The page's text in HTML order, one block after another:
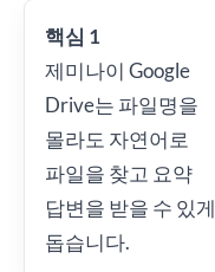
핵심 1
제미나이 Google
Drive는 파일명을
몰라도 자연어로
파일을 찾고 요약
답변을 받을 수 있게
돕습니다.